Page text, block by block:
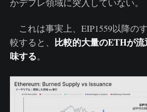
これは事実上、EIP1559以降の
較すると、 比較的大量のETHが
味する。